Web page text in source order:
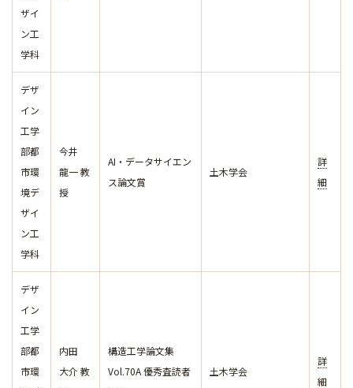
ザイ
ン工
学科
デザ
イン
工学
部都
市環
境デ
ザイ
ン工
学科
今井
龍一 教
授
AI・データサイエン
ス論文賞
土木学会
詳
細
デザ
イン
工学
部都
市環
内田
大介 教
構造工学論文集
Vol.70A 優秀査読者
土木学会
詳
細